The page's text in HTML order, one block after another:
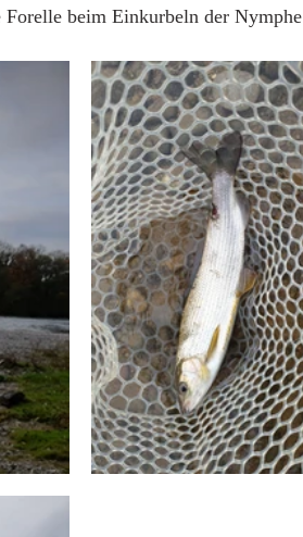
beim Einkurbeln der Nymphe